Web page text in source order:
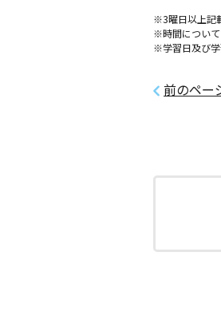
青森県む
※3曜日以上記
※時間について
※学習日及び学
前のペー